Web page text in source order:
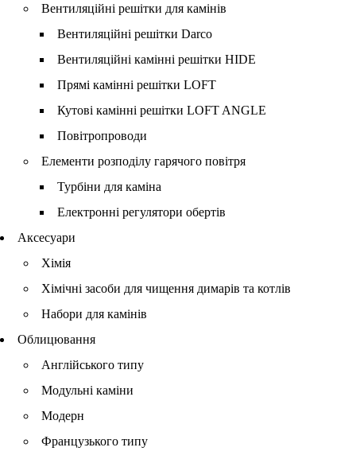
Вентиляційні решітки для камінів
Вентиляційні решітки Darco
Вентиляційні камінні решітки HIDE
Прямі камінні решітки LOFT
Кутові камінні решітки LOFT ANGLE
Повітропроводи
Елементи розподілу гарячого повітря
Турбіни для каміна
Електронні регулятори обертів
Аксесуари
Хімія
Хімічні засоби для чищення димарів та котлів
Набори для камінів
Облицювання
Англійського типу
Модульні каміни
Модерн
Французького типу